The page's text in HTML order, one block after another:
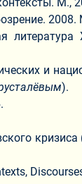
и
).
кризиса